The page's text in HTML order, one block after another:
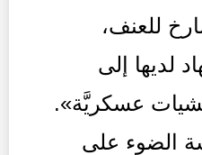
للعنف،
لديها إلى
عسكريَّة».
الضوء على